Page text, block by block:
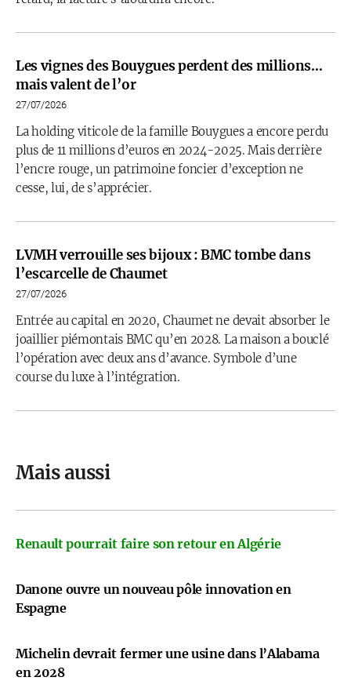
Les vignes des Bouygues perdent des millions…
mais valent de l’or
27/07/2026
La holding viticole de la famille Bouygues a encore perdu
plus de 11 millions d’euros en 2024-2025. Mais derrière
l’encre rouge, un patrimoine foncier d’exception ne
cesse, lui, de s’apprécier.
LVMH verrouille ses bijoux : BMC tombe dans
l’escarcelle de Chaumet
27/07/2026
Entrée au capital en 2020, Chaumet ne devait absorber le
joaillier piémontais BMC qu’en 2028. La maison a bouclé
l’opération avec deux ans d’avance. Symbole d’une
course du luxe à l’intégration.
Mais aussi
Renault pourrait faire son retour en Algérie
Danone ouvre un nouveau pôle innovation en
Espagne
Michelin devrait fermer une usine dans l’Alabama
en 2028